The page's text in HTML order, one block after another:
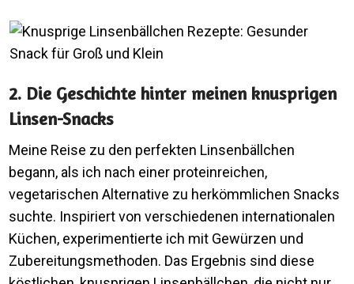
2. Die Geschichte hinter meinen knusprigen
Linsen-Snacks
Meine Reise zu den perfekten Linsenbällchen
begann, als ich nach einer proteinreichen,
vegetarischen Alternative zu herkömmlichen Snacks
suchte. Inspiriert von verschiedenen internationalen
Küchen, experimentierte ich mit Gewürzen und
Zubereitungsmethoden. Das Ergebnis sind diese